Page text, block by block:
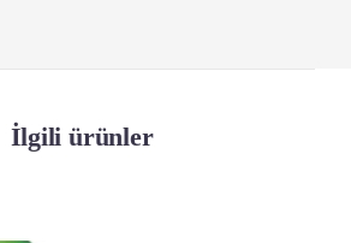
İlgili ürünler